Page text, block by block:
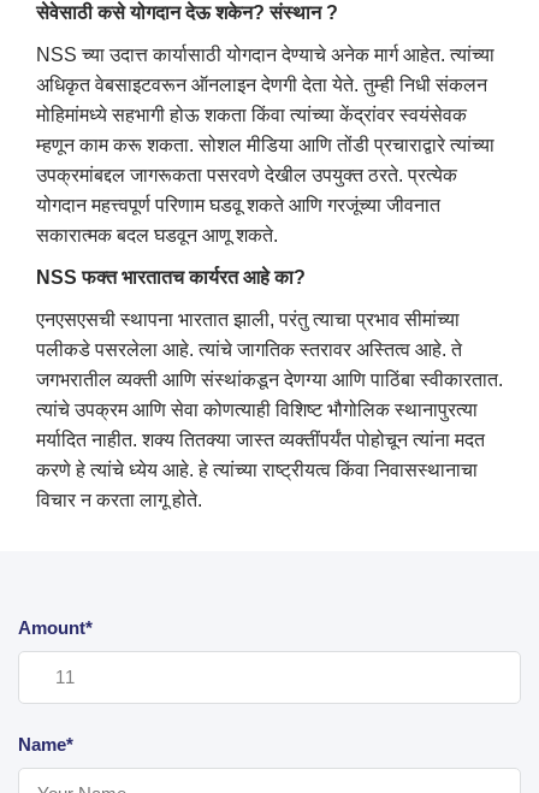
सेवेसाठी कसे योगदान देऊ शकेन? संस्थान ?
NSS च्या उदात्त कार्यासाठी योगदान देण्याचे अनेक मार्ग आहेत. त्यांच्या
अधिकृत वेबसाइटवरून ऑनलाइन देणगी देता येते. तुम्ही निधी संकलन
मोहिमांमध्ये सहभागी होऊ शकता किंवा त्यांच्या केंद्रांवर स्वयंसेवक
म्हणून काम करू शकता. सोशल मीडिया आणि तोंडी प्रचाराद्वारे त्यांच्या
उपक्रमांबद्दल जागरूकता पसरवणे देखील उपयुक्त ठरते. प्रत्येक
योगदान महत्त्वपूर्ण परिणाम घडवू शकते आणि गरजूंच्या जीवनात
सकारात्मक बदल घडवून आणू शकते.
NSS फक्त भारतातच कार्यरत आहे का?
एनएसएसची स्थापना भारतात झाली, परंतु त्याचा प्रभाव सीमांच्या
पलीकडे पसरलेला आहे. त्यांचे जागतिक स्तरावर अस्तित्व आहे. ते
जगभरातील व्यक्ती आणि संस्थांकडून देणग्या आणि पाठिंबा स्वीकारतात.
त्यांचे उपक्रम आणि सेवा कोणत्याही विशिष्ट भौगोलिक स्थानापुरत्या
मर्यादित नाहीत. शक्य तितक्या जास्त व्यक्तींपर्यंत पोहोचून त्यांना मदत
करणे हे त्यांचे ध्येय आहे. हे त्यांच्या राष्ट्रीयत्व किंवा निवासस्थानाचा
विचार न करता लागू होते.
Amount*
Name*